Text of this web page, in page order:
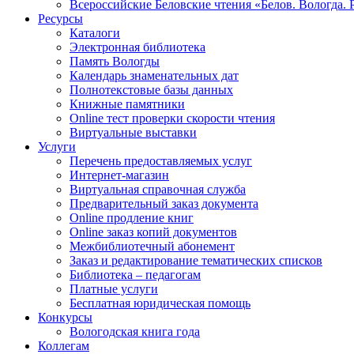
Всероссийские Беловские чтения «Белов. Вологда.
Ресурсы
Каталоги
Электронная библиотека
Память Вологды
Календарь знаменательных дат
Полнотекстовые базы данных
Книжные памятники
Online тест проверки скорости чтения
Виртуальные выставки
Услуги
Перечень предоставляемых услуг
Интернет-магазин
Виртуальная справочная служба
Предварительный заказ документа
Online продление книг
Online заказ копий документов
Межбиблиотечный абонемент
Заказ и редактирование тематических списков
Библиотека – педагогам
Платные услуги
Бесплатная юридическая помощь
Конкурсы
Вологодская книга года
Коллегам